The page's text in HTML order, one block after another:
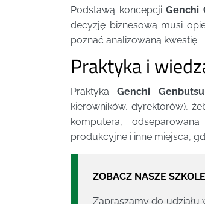
Podstawą koncepcji Genchi
decyzję biznesową musi
poznać analizowaną kwestię.
Praktyka i
PraktykaGenchi Genbutsu
kierowników, dyrektorów),
komputera,
produkcyjne i inne miejsca,
ZOBACZ NASZE
Zapraszamy do udziału